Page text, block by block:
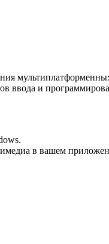
ввода и
в вашем